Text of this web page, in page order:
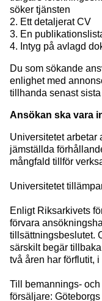
söker tjänsten
2. Ett detaljerat CV
3. En
4. Intyg på avlagd
Du som sökande
enlighet med
tillhanda senast
Ansökan ska vara
Universitetet arbetar
jämställda
mångfald tillför
Universitetet
Enligt Riksarkivets
förvara
tillsättningsbeslutet.
särskilt begär
två åren har förflutit,
Till bemannings-
försäljare: